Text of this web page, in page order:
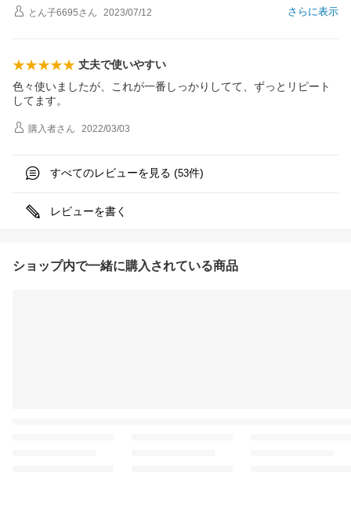
さらに表示
とん子6695さん 2023/07/12
丈夫で使いやすい
色々使いましたが、これが一番しっかりしてて、ずっとリピート
してます。
購入者さん 2022/03/03
すべてのレビューを見る (53件)
レビューを書く
ショップ内で一緒に購入されている商品